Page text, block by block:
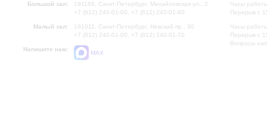
Большой зал:
191186, Санкт-Петербург, Михайловская ул., 2
+7 (812) 240-01-00, +7 (812) 240-01-80
Малый зал:
191011, Санкт-Петербург, Невский пр., 30
+7 (812) 240-01-00, +7 (812) 240-01-70
Напишите нам:
MAX
Часы
Перерыв с
Часы
Перерыв с
Вопросы